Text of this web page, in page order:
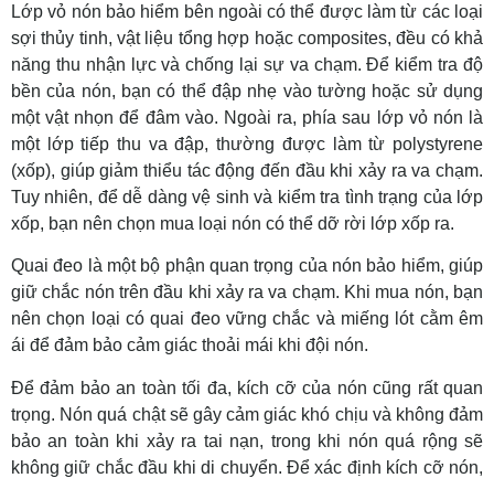
Lớp vỏ nón bảo hiểm bên ngoài có thể được làm từ các loại
sợi thủy tinh, vật liệu tổng hợp hoặc composites, đều có khả
năng thu nhận lực và chống lại sự va chạm. Để kiểm tra độ
bền của nón, bạn có thể đập nhẹ vào tường hoặc sử dụng
một vật nhọn để đâm vào. Ngoài ra, phía sau lớp vỏ nón là
một lớp tiếp thu va đập, thường được làm từ polystyrene
(xốp), giúp giảm thiểu tác động đến đầu khi xảy ra va chạm.
Tuy nhiên, để dễ dàng vệ sinh và kiểm tra tình trạng của lớp
xốp, bạn nên chọn mua loại nón có thể dỡ rời lớp xốp ra.
Quai đeo là một bộ phận quan trọng của nón bảo hiểm, giúp
giữ chắc nón trên đầu khi xảy ra va chạm. Khi mua nón, bạn
nên chọn loại có quai đeo vững chắc và miếng lót cằm êm
ái để đảm bảo cảm giác thoải mái khi đội nón.
Để đảm bảo an toàn tối đa, kích cỡ của nón cũng rất quan
trọng. Nón quá chật sẽ gây cảm giác khó chịu và không đảm
bảo an toàn khi xảy ra tai nạn, trong khi nón quá rộng sẽ
không giữ chắc đầu khi di chuyển. Để xác định kích cỡ nón,